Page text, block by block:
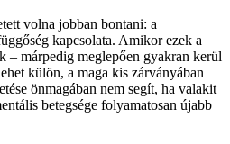
volna jobban bontani: a
kapcsolata. Amikor ezek a
– márpedig meglepően gyakran kerül
külön, a maga kis zárványában
önmagában nem segít, ha valakit
betegsége folyamatosan újabb